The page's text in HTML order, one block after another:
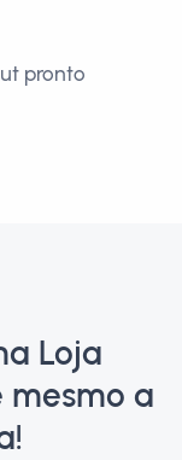
pronto
Loja
mesmo a